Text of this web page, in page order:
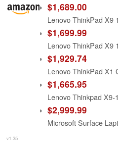
$1,689.00
$1,699.99
$1,929.74
$1,665.95
$2,999.99
v1.35